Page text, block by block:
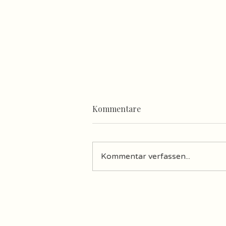
Urlaub in der Toskana
Kommentare
Kommentar verfassen...